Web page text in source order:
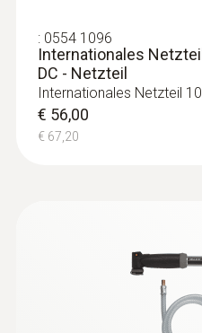
: 0554 1096
Internationales
DC - Netzteil
Internationales Netzteil
€ 56,00
€ 67,20